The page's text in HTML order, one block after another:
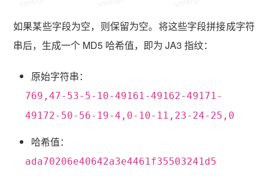
如果某些字段为空，则保留为空。将这些字段拼接成字符
串后，生成一个 MD5 哈希值，即为 JA3 指纹：
原始字符串：
769,47-53-5-10-49161-49162-49171-
49172-50-56-19-4,0-10-11,23-24-25,0
哈希值：
ada70206e40642a3e4461f35503241d5